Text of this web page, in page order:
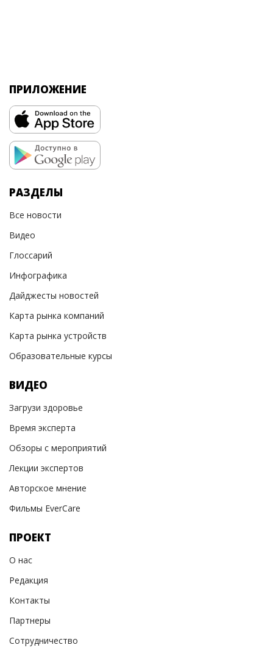
ПРИЛОЖЕНИЕ
РАЗДЕЛЫ
Все новости
Видео
Глоссарий
Инфографика
Дайджесты новостей
Карта рынка компаний
Карта рынка устройств
Образовательные курсы
ВИДЕО
Загрузи здоровье
Время эксперта
Обзоры с мероприятий
Лекции экспертов
Авторское мнение
Фильмы EverCare
ПРОЕКТ
О нас
Редакция
Контакты
Партнеры
Сотрудничество